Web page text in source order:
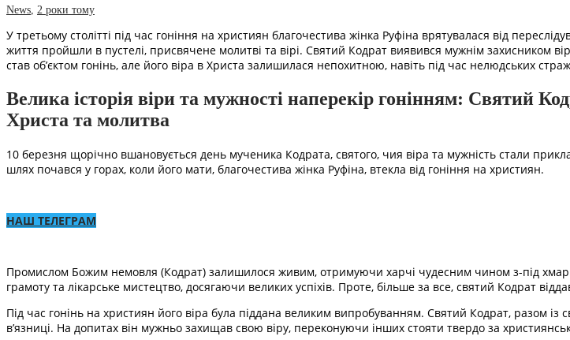
News 2 роки тому
У третьому столітті під час гоніння на християн благочестива жінка Руфіна врятувалася від
життя пройшли в пустелі, присвячене молитві та вірі. Святий Кодрат виявився мужнім захисником
став об’єктом гонінь, але його віра в Христа залишилася непохитною, навіть під час нелюдських
Велика історія віри та мужності наперекір гонінням: Святий
Христа та молитва
10 березня щорічно вшановується день мученика Кодрата, святого, чия віра та мужність стали
шлях почався у горах, коли його мати, благочестива жінка Руфіна, втекла від гоніння на християн.
НАШ ТЕЛЕГРАМ
Промислом Божим немовля (Кодрат) залишилося живим, отримуючи харчі чудесним чином з-під
грамоту та лікарське мистецтво, досягаючи великих успіхів. Проте, більше за все, святий Кодрат
Під час гонінь на християн його віра була піддана великим випробуванням. Святий Кодрат, разом
в’язниці. На допитах він мужньо захищав свою віру, переконуючи інших стояти твердо за